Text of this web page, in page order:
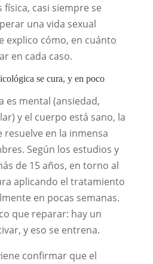
casi siempre se
una vida sexual
explico cómo, en cuánto
en cada caso.
se cura, y en poco
es mental (ansiedad,
y el cuerpo está sano, la
en la inmensa
Según los estudios y
de 15 años, en torno al
aplicando el tratamiento
en pocas semanas.
que reparar: hay un
y eso se entrena.
confirmar que el